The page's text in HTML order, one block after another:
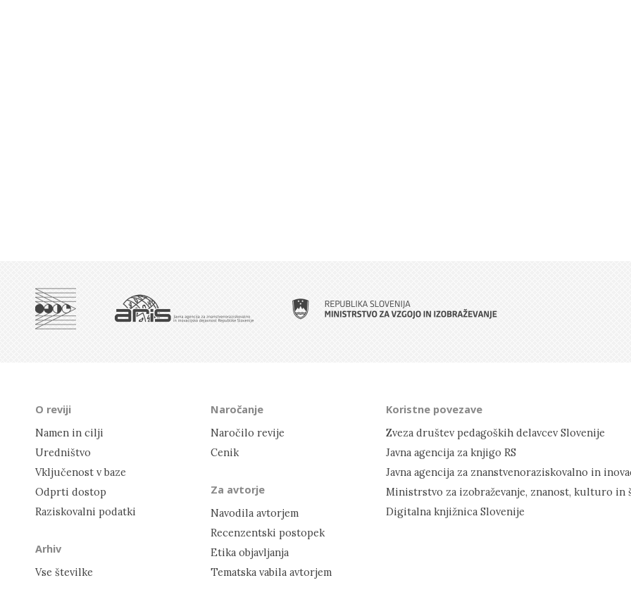
O reviji
Namen in cilji
Uredništvo
Vključenost v baze
Odprti dostop
Raziskovalni podatki
Arhiv
Vse številke
Naročanje
Naročilo revije
Cenik
Za avtorje
Navodila avtorjem
Recenzentski postopek
Etika objavljanja
Tematska vabila avtorjem
Koristne povezave
Zveza društev pedagoških delavcev Slovenije
Javna agencija za knjigo RS
Ministrstvo za izobraževanje, znanost, kulturo in
Digitalna knjižnica Slovenije